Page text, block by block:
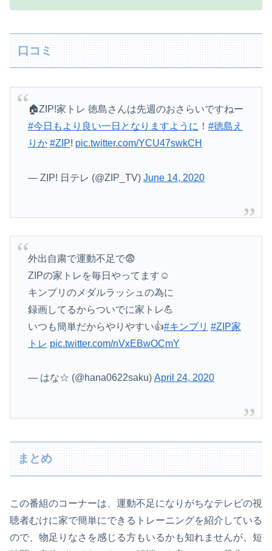
口コミ
🏠ZIP!家トレ 徳島さんは先週のおさらいですねー
#今日もより良い一日となりますように ！ #徳島え
りか #ZIP! pic.twitter.com/YCU47swkCH
— ZIP! 日テレ (@ZIP_TV) June 14, 2020
外出自粛で運動不足で😨
ZIPの家トレを毎日やってます☺️
キンプリのメダルラッシュの為に
録画してるからついでに家トレ💪
いつも簡単だからやりやすい👍#キンプリ #ZIP家
トレ pic.twitter.com/nVxEBwOCmY
— はな☆ (@hana0622saku) April 24, 2020
まとめ
この番組のコーナーは、運動不足になりがちなテレビの視
聴者むけに家で簡単にできるトレーニングを紹介している
ので、物足りなさを感じる方もいるかも知れませんが、短